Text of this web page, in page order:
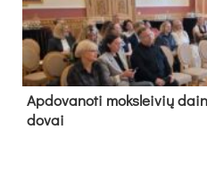
Ap­do­va­no­ti moks­lei­vių
do­vai